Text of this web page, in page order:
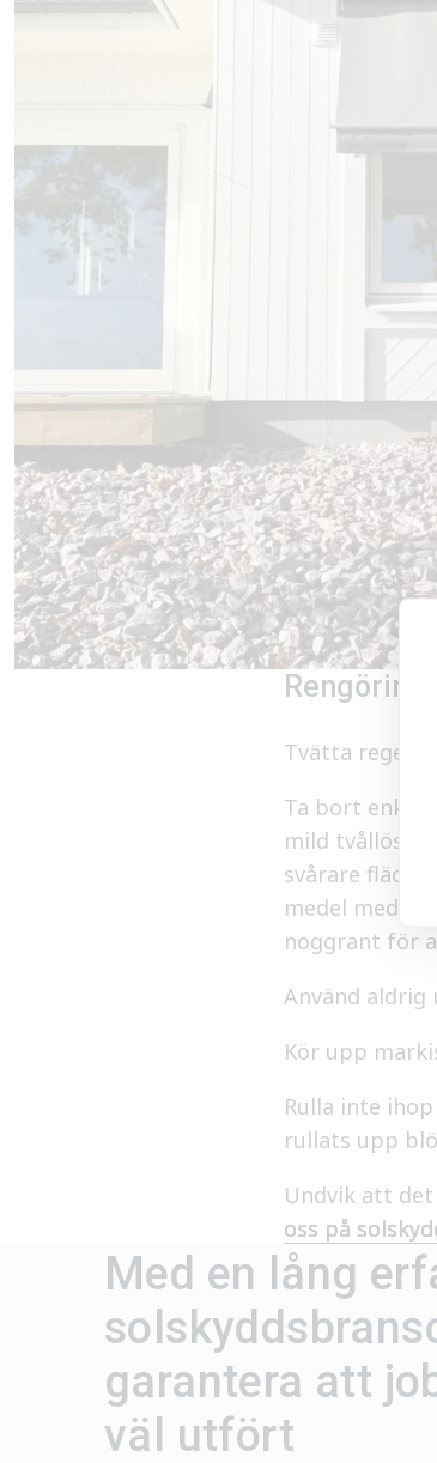
Tvätta
Ta bort
mild
svårare
medel med
noggrant för
Använd aldrig
Kör upp
Rulla inte
rullats upp
Undvik att
oss på
Med en lång
garantera att
väl utfört